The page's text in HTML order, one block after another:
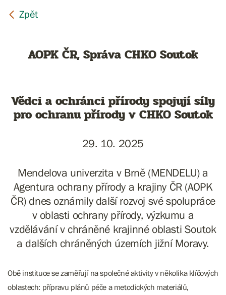
AOPK ČR, Správa CHKO Soutok
Vědci a ochránci přírody spojují síly
pro ochranu přírody v CHKO Soutok
29. 10. 2025
Mendelova univerzita v Brně (MENDELU) a
Agentura ochrany přírody a krajiny ČR (AOPK
ČR) dnes oznámily další rozvoj své spolupráce
v oblasti ochrany přírody, výzkumu a
vzdělávání v chráněné krajinné oblasti Soutok
a dalších chráněných územích jižní Moravy.
Obě instituce se zaměřují na společné aktivity v několika klíčových
oblastech: přípravu plánů péče a metodických materiálů,